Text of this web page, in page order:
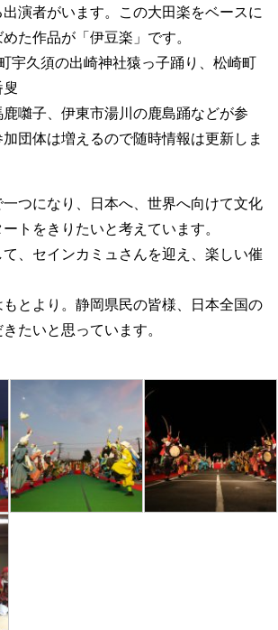
演者がいます。この大田楽をベースに
た作品が「伊豆楽」です。
宇久須の出崎神社猿っ子踊り、松崎町
囃子、伊東市湯川の鹿島踊などが参
団体は増えるので随時情報は更新しま
つになり、日本へ、世界へ向けて文化
トをきりたいと考えています。
、セインカミュさんを迎え、楽しい催
とより。静岡県民の皆様、日本全国の
たいと思っています。